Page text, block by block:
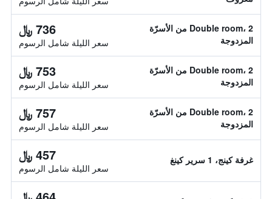
Double room، 2 من الأسرّة
المزدوجة
736 ﷼
سعر الليلة شامل الرسوم
Double room، 2 من الأسرّة
المزدوجة
753 ﷼
سعر الليلة شامل الرسوم
Double room، 2 من الأسرّة
المزدوجة
757 ﷼
سعر الليلة شامل الرسوم
غرفة كينج، 1 سرير كينغ 457 ﷼
سعر الليلة شامل الرسوم